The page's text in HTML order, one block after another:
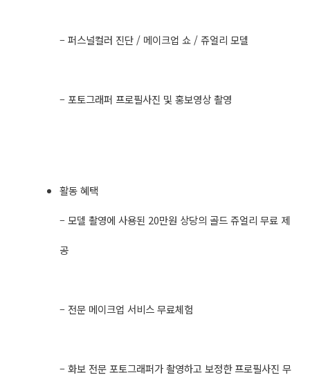
– 퍼스널컬러 진단 / 메이크업 쇼 / 쥬얼리 모델
– 포토그래퍼 프로필사진 및 홍보영상 촬영
활동 혜택
– 모델 촬영에 사용된 20만원 상당의 골드 쥬얼리 무료 제
공
– 전문 메이크업 서비스 무료체험
– 화보 전문 포토그래퍼가 촬영하고 보정한 프로필사진 무